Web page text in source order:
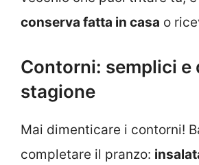
conserva fatta in casa o
Contorni: semplici e
stagione
Mai dimenticare i contorni!
completare il pranzo: